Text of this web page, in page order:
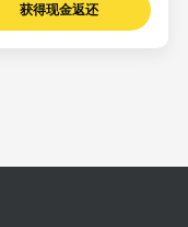
获得现金返还